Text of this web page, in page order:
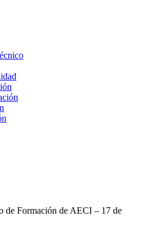
de Formación de AECI – 17 de